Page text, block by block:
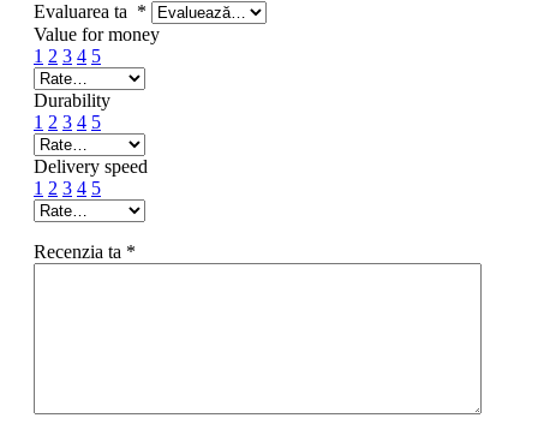
Evaluarea ta *
Value for money
1 2 3 4 5
Durability
1 2 3 4 5
Delivery speed
1 2 3 4 5
Recenzia ta *